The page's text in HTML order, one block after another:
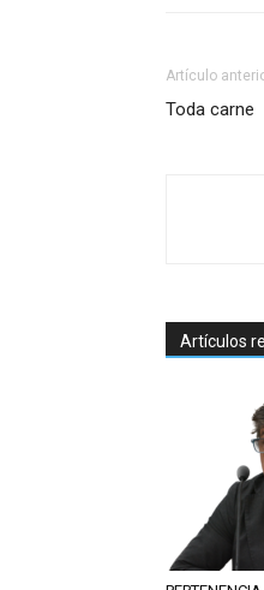
Artículo
Toda carne
Artículos